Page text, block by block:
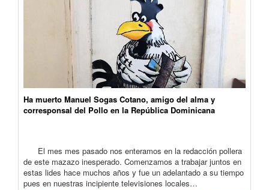
Ha muerto Manuel Sogas Cotano, amigo del alma y
corresponsal del Pollo en la República Dominicana
El mes mes pasado nos enteramos en la redacción pollera
de este mazazo inesperado. Comenzamos a trabajar juntos en
estas lides hace muchos años y fue un adelantado a su tiempo
pues en nuestras incipiente televisiones locales…